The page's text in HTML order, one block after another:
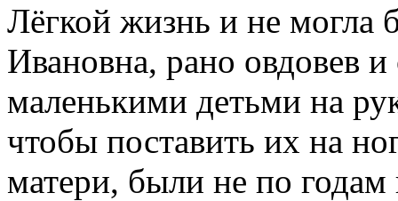
Лёгкой жизнь и не могла
Ивановна, рано овдовев
маленькими детьми на
чтобы поставить их на
матери, были не по